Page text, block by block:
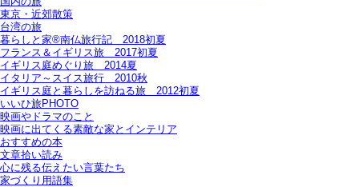
東京・近郊散策
台湾の旅
暮らしと家®南仏旅行記＿2018初夏
フランス＆イギリス旅＿2017初夏
イギリス庭めぐり旅＿2014夏
イタリア～スイス旅行 2010秋
イギリス庭と暮らしを訪ねる旅＿2012初夏
いいひ旅PHOTO
映画やドラマのこと
映画に出てくる素敵な家とインテリア
おすすめの本
文章拾い読み
心に残る伝えたい言葉たち
家づくり用語集